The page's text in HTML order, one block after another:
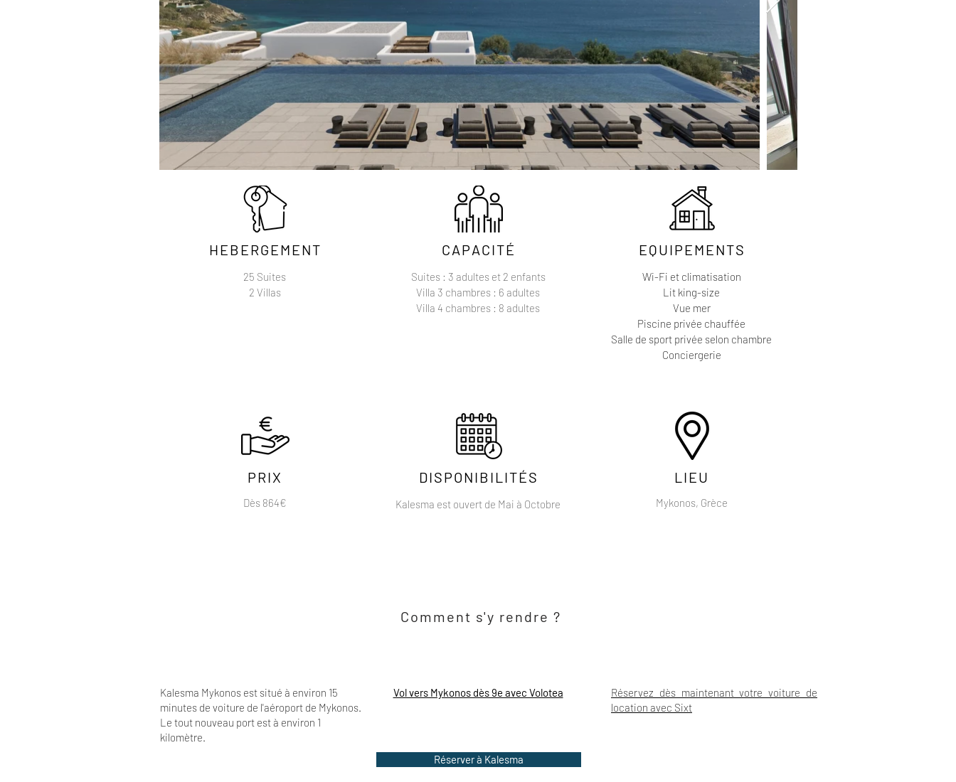
HEBERGEMENT
25 Suites
2 Villas
PRIX
Dès 864€
CAPACITÉ
Suites : 3 adultes et 2 enfants
Villa 3 chambres : 6 adultes
Villa 4 chambres : 8 adultes
DISPONIBILITÉS
Kalesma est ouvert de Mai à Octobre
EQUIPEMENTS
Wi-Fi et climatisation
Lit king-size
Vue mer
Piscine privée chauffée
Salle de sport privée selon chambre
Conciergerie
LIEU
Mykonos, Grèce
Comment s'y rendre ?
Réserver à Kalesma
Kalesma Mykonos est situé à environ 15
minutes de voiture de l'aéroport de Mykonos.
Le tout nouveau port est à environ 1
kilomètre.
Vol vers Mykonos dès 9e avec Volotea
Réservez dès maintenant votre voiture de
location avec Sixt